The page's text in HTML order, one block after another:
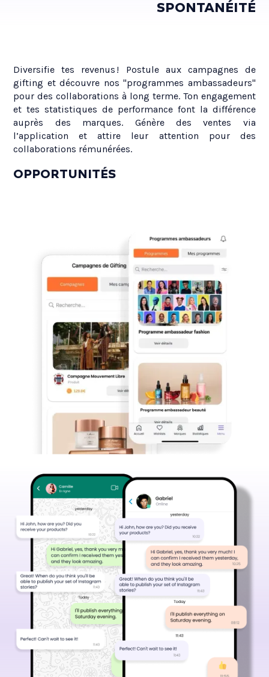
SPONTANÉITÉ
Diversifie tes revenus ! Postule aux campagnes de
gifting et découvre nos "programmes ambassadeurs"
pour des collaborations à long terme. Ton engagement
et tes statistiques de performance font la différence
auprès des marques. Génère des ventes via
l’application et attire leur attention pour des
collaborations rémunérées.
OPPORTUNITÉS